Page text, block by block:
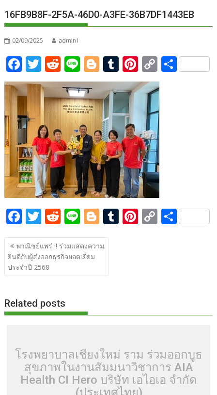
16FB9B8F-2F5A-46D0-A3FE-36B7DF1443EB
02/09/2025 admin1
F
ac
e
b
o
o
k
T
w
itt
er
R
e
d
di
t
Li
n
e
Bl
o
g
g
er
T
u
m
bl
r
Pi
nt
er
e
st
C
o
p
y
Li
n
k
S
F
ac
e
b
o
k
T
w
itt
er
R
e
d
di
t
Li
n
e
Bl
o
g
er
T Pi C
k
S
แนะแนว
เรื่อง
พาณิชย์แพร่ !! ร่วมแสดงความ
ยินดีกับผู้ส่งออกธุรกิจยอดเยี่ยม
ประจำปี 2568
Related posts
โรงพยาบาลเชียงใหม่ ราม ร่วมออกบูธ
สุขภาพในงานสัมมนาวิชาการ AIA
Health CI Hero บริษัท เอไอเอ จำกัด